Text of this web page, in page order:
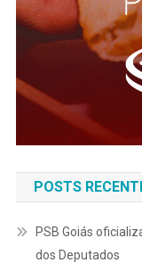
POSTS
PSB Goiás
dos Deputados